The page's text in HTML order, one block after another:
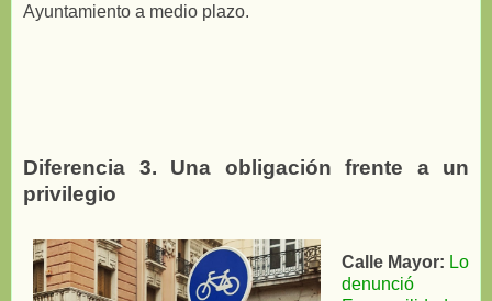
Ayuntamiento a medio plazo.
Diferencia 3. Una obligación frente a un
privilegio
Calle Mayor: Lo
denunció